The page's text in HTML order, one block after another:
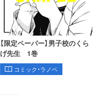
【限定ペーパー】男子校のくら
げ先生 1巻
コミック・ラノベ